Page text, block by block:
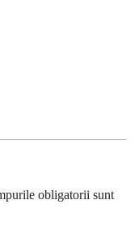
obligatorii sunt